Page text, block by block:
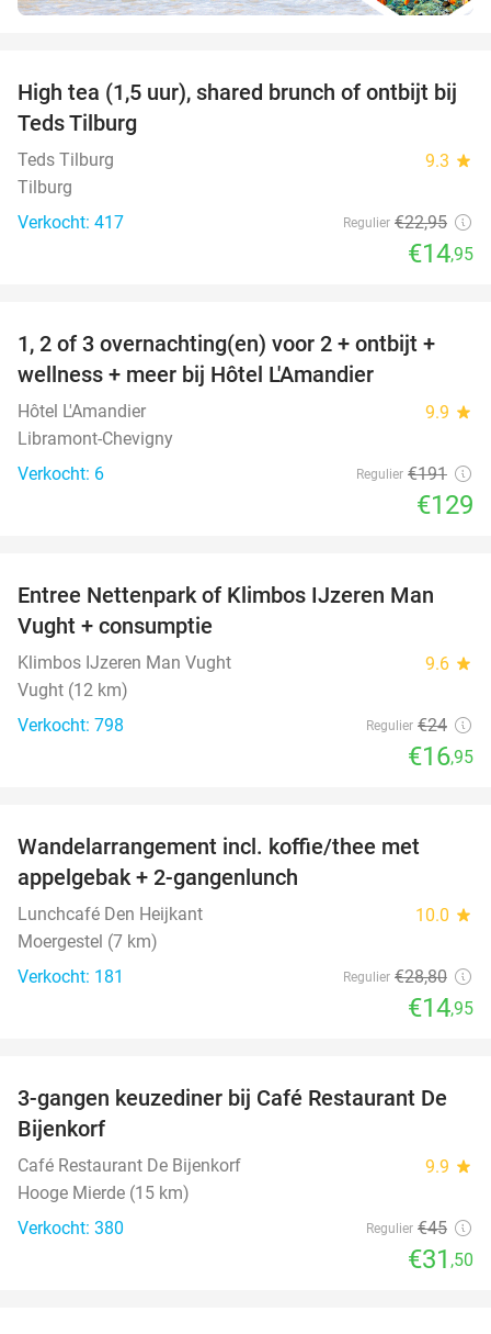
35%
High tea (1,5 uur), shared brunch of ontbijt bij
Teds Tilburg
Teds Tilburg 9.3 star
Tilburg
Verkocht: 417
Regulier €22,95
€14,95
32%
TODAY
1, 2 of 3 overnachting(en) voor 2 + ontbijt +
wellness + meer bij Hôtel L'Amandier
Hôtel L'Amandier 9.9 star
Libramont-Chevigny
Verkocht: 6
Regulier €191
€129
29%
Entree Nettenpark of Klimbos IJzeren Man
Vught + consumptie
Klimbos IJzeren Man Vught 9.6 star
Vught (12 km)
Verkocht: 798
Regulier €24
€16,95
Wandelarrangement incl. koffie/thee met
appelgebak + 2-gangenlunch
Lunchcafé Den Heijkant 10.0 star
Moergestel (7 km)
Verkocht: 181
Regulier €28,80
€14,95
30%
3-gangen keuzediner bij Café Restaurant De
Bijenkorf
Café Restaurant De Bijenkorf 9.9 star
Hooge Mierde (15 km)
Verkocht: 380
Regulier €45
€31 ,50